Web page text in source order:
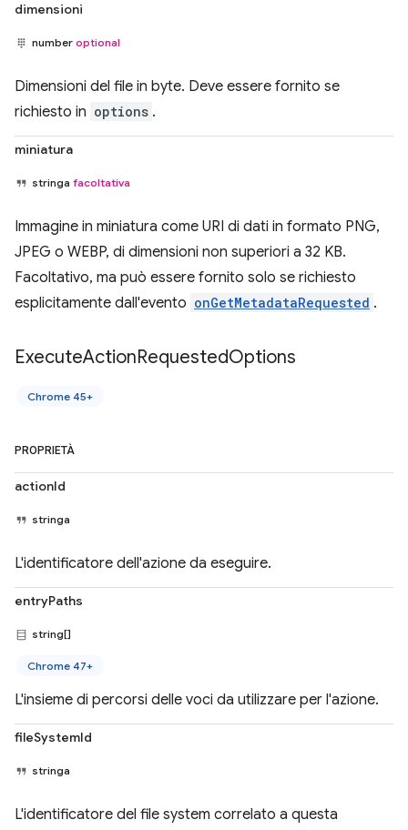
dimensioni
number optional
Dimensioni del file in byte. Deve essere fornito se
richiesto in options .
miniatura
stringa facoltativa
Immagine in miniatura come URI di dati in formato PNG,
JPEG o WEBP, di dimensioni non superiori a 32 KB.
Facoltativo, ma può essere fornito solo se richiesto
esplicitamente dall'evento onGetMetadataRequested .
ExecuteActionRequestedOptions
Chrome 45+
PROPRIETÀ
actionId
stringa
L'identificatore dell'azione da eseguire.
entryPaths
string[]
Chrome 47+
L'insieme di percorsi delle voci da utilizzare per l'azione.
fileSystemId
stringa
L'identificatore del file system correlato a questa